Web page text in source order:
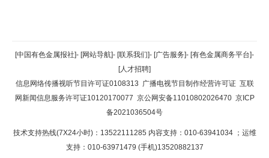
返回顶部
返回首页
[中国有色金属报社]- [网站导航]- [联系我们]- [广告服务]- [有色金属商务平台]-
[人才招聘]
信息网络传播视听节目许可证0108313 广播电视节目制作经营许可证 互联
网新闻信息服务许可证10120170077 京公网安备11010802026470 京ICP
备2021036504号
技术支持热线(7X24小时)：13522111285 内容支持：010-63941034 ；运维
支持：010-63971479 (手机)13520882137